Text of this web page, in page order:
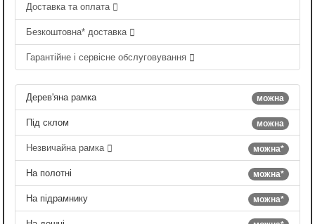
Доставка та оплата
Безкоштовна* доставка
Гарантійне і сервісне обслуговування
можна
Дерев'яна рамка
можна
Під склом
можна*
Незвичайна рамка
можна*
На полотні
можна*
На підрамнику